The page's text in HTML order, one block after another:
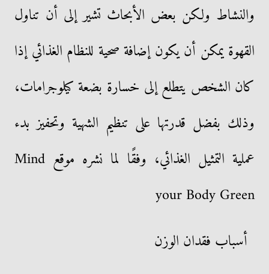
والنشاط ولكن بعض الأبحاث تشير إلى أن تناول
القهوة يمكن أن يكون إضافة صحية للنظام الغذائي إذا
كان الشخص يتطلع إلى خسارة بضعة كيلوجرامات،
وذلك بفضل قدرتها على تنظيم الشهية وتحفيز بدء
عملية التمثيل الغذائي، وفقًا لما نشره موقع Mind
your Body Green
أسباب فقدان الوزن